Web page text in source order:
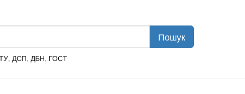
, ДСП, ДБН, ГОСТ